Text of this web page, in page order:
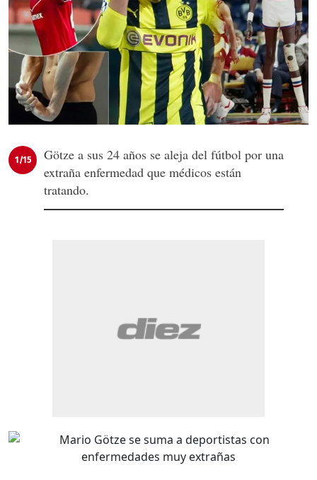
1/15
Götze a sus 24 años se aleja del fútbol por una
extraña enfermedad que médicos están
tratando.